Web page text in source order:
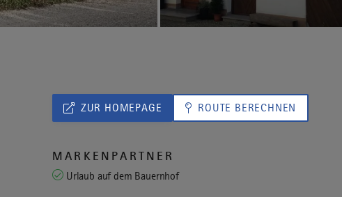
ZUR HOMEPAGE ROUTE BERECHNEN
MARKENPARTNER
Urlaub auf dem Bauernhof